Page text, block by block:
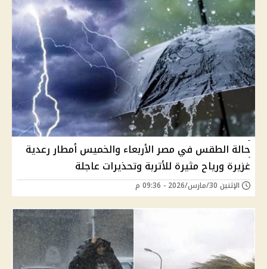
حالة الطقس في مصر الأربعاء والخميس أمطار رعدية
غزيرة ورياح مثيرة للأتربة وتحذيرات عاجلة
الإثنين 30/مارس/2026 - 09:36 م